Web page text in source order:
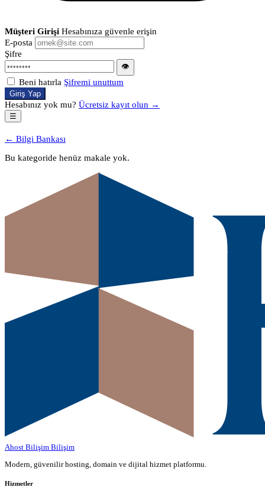
Müşteri Girişi Hesabınıza güvenle erişin
E-posta
Şifre
👁
Beni hatırla Şifremi unuttum
Giriş Yap
Hesabınız yok mu? Ücretsiz kayıt olun →
☰
← Bilgi Bankası
Bu kategoride henüz makale yok.
Ahost Bilişim Bilişim
Modern, güvenilir hosting, domain ve dijital hizmet platformu.
Hizmetler